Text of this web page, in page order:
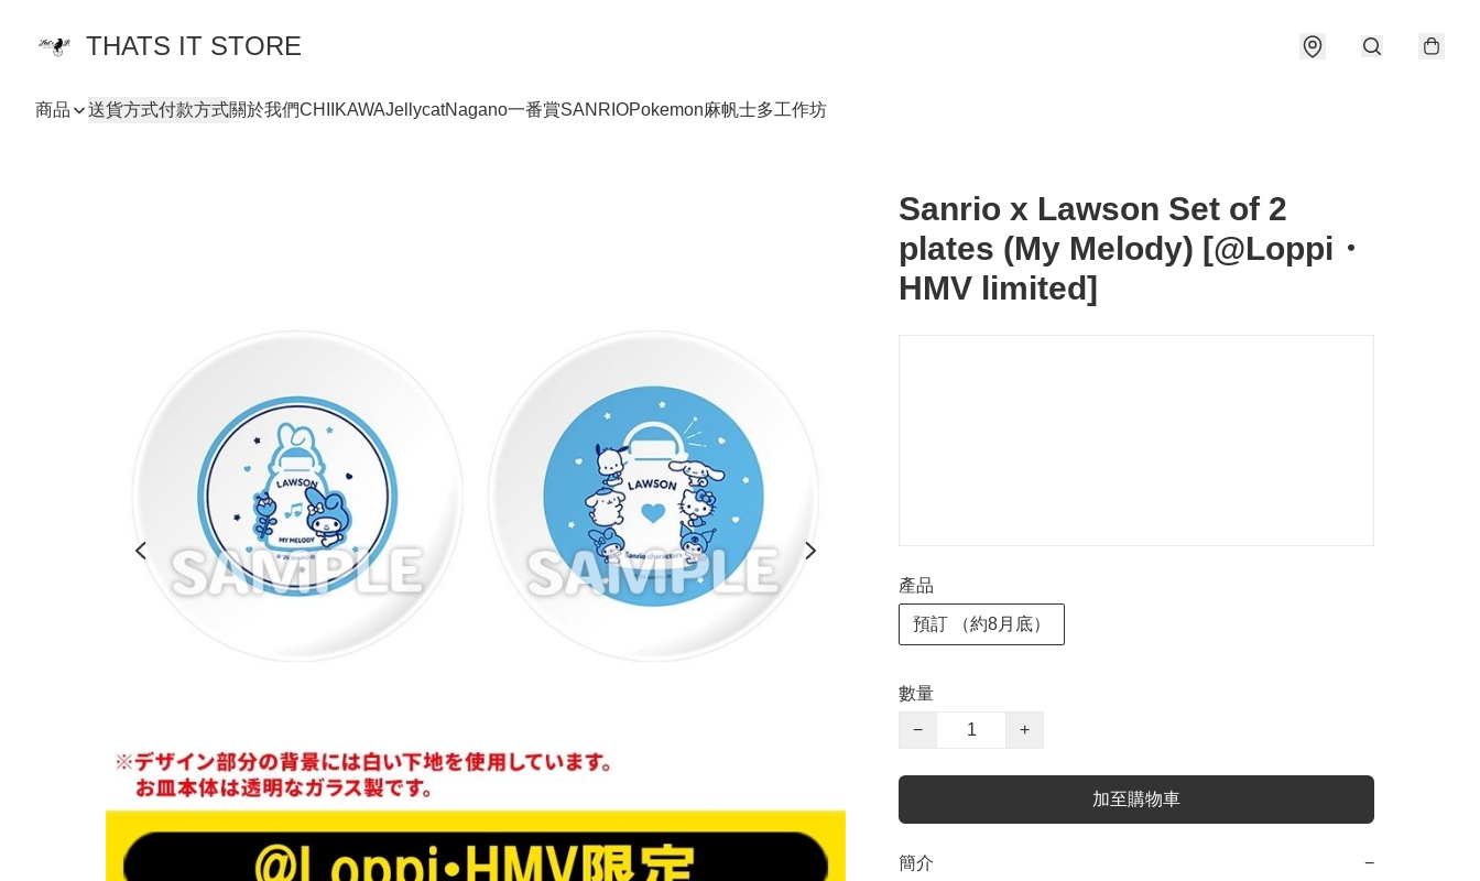
THATS IT STORE
商品 送貨方式付款方式關於我們CHIIKAWAJellycatNagano一番賞SANRIOPokemon麻帆士多工作坊
Sanrio x Lawson Set of 2
plates (My Melody) [@Loppi・
HMV limited]
產品
預訂 （約8月底）
數量
−
+
加至購物車
簡介 −